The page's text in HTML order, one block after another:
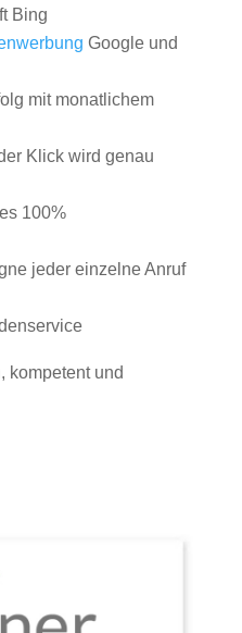
Bing
Google und
mit monatlichem
Klick wird genau
100%
jeder einzelne Anruf
kompetent und